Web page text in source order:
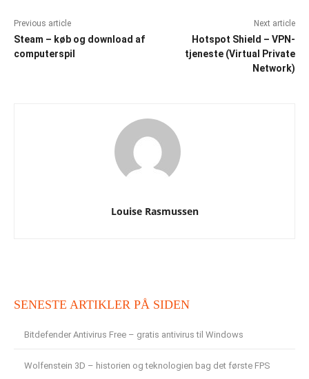
Previous article
Steam – køb og download af
computerspil
Next article
Hotspot Shield – VPN-
tjeneste (Virtual Private
Network)
Louise Rasmussen
SENESTE ARTIKLER PÅ SIDEN
Bitdefender Antivirus Free – gratis antivirus til Windows
Wolfenstein 3D – historien og teknologien bag det første FPS